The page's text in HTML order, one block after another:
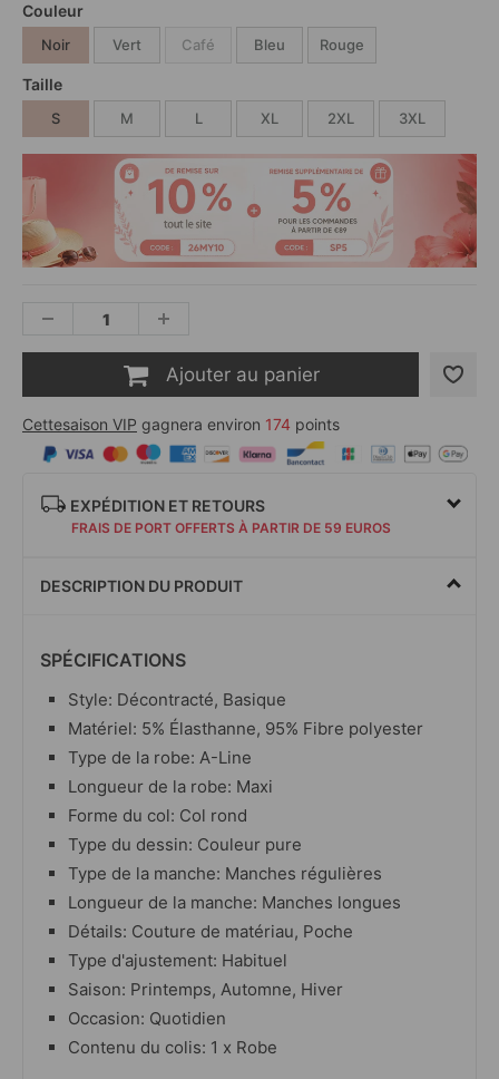
Couleur
Noir Vert Café Bleu Rouge
Taille
S M L XL 2XL 3XL
Ajouter au panier
Cettesaison VIP gagnera environ 174 points
EXPÉDITION ET RETOURS
FRAIS DE PORT OFFERTS À PARTIR DE 59 EUROS
DESCRIPTION DU PRODUIT
SPÉCIFICATIONS
Style: Décontracté, Basique
Matériel: 5% Élasthanne, 95% Fibre polyester
Type de la robe: A-Line
Longueur de la robe: Maxi
Forme du col: Col rond
Type du dessin: Couleur pure
Type de la manche: Manches régulières
Longueur de la manche: Manches longues
Détails: Couture de matériau, Poche
Type d'ajustement: Habituel
Saison: Printemps, Automne, Hiver
Occasion: Quotidien
Contenu du colis: 1 x Robe